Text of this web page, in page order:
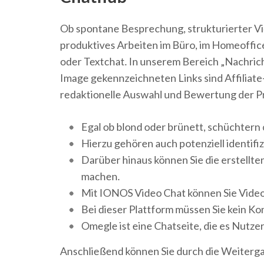
Ob spontane Besprechung, strukturierter
produktives Arbeiten im Büro, im
oder Textchat. In unserem Bereich
Image gekennzeichneten Links sind
redaktionelle Auswahl und Bewertung der
Egal ob blond oder brünett,
Hierzu gehören auch potenziell
Darüber hinaus können Sie die
machen.
Mit IONOS Video Chat können Sie
Bei dieser Plattform müssen Sie kein
Omegle ist eine Chatseite, die es
Anschließend können Sie durch die